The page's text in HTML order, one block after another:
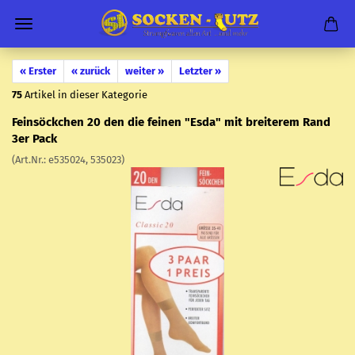
« Erster « zurück weiter »
Letzter »
75 Artikel in dieser Kategorie
Fein­söck­chen 20 den die fei­nen "Esda" mit brei­te­rem Rand
3er Pack
(Art.Nr.: e535024, 535023)